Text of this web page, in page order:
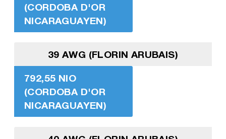
(CORDOBA D'OR
NICARAGUAYEN)
39 AWG (FLORIN ARUBAIS)
792,55 NIO
(CORDOBA D'OR
NICARAGUAYEN)